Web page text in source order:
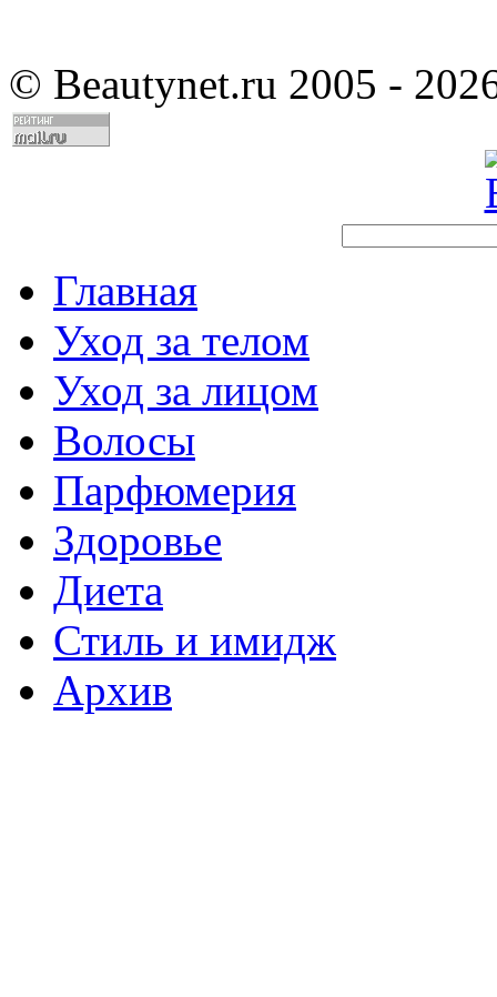
© Beautynet.ru 2005 -
Главная
Уход за телом
Уход за лицом
Волосы
Парфюмерия
Здоровье
Диета
Стиль и имидж
Архив